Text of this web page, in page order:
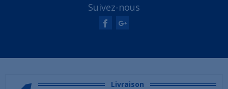
Suivez-nous
Livraison